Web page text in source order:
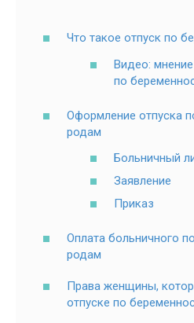
Что такое отпуск по
Видео:
по
Оформление отпуска
родам
Больничный
Заявление
Приказ
Оплата больничного
родам
Права женщины,
отпуске по